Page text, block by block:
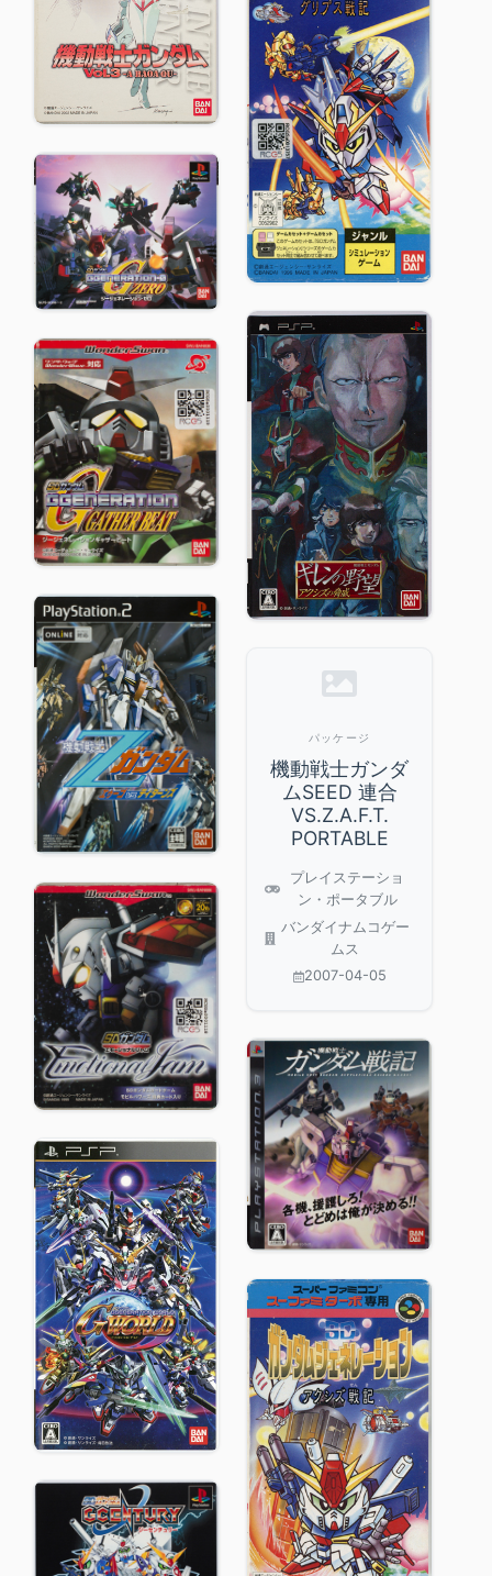
パッケージ
機動戦士ガンダ
ムSEED 連合
VS.Z.A.F.T.
PORTABLE
プレイステーショ
ン・ポータブル
バンダイナムコゲー
ムス
2007-04-05